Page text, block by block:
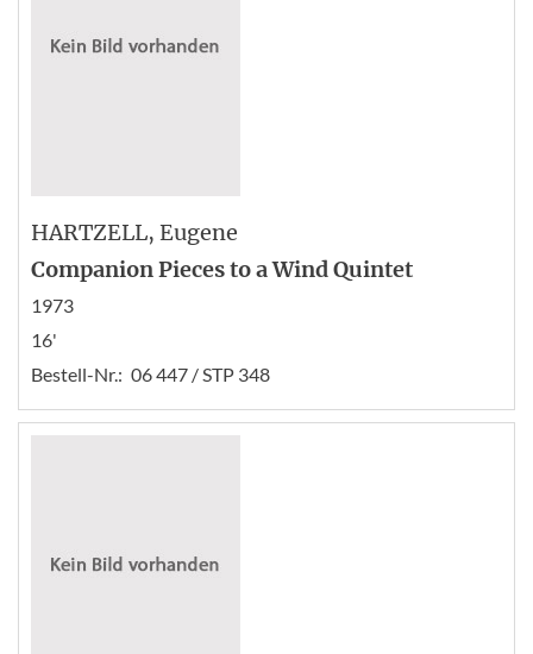
HARTZELL, Eugene
Companion Pieces to a Wind Quintet
1973
16'
Bestell-Nr.: 06 447 / STP 348